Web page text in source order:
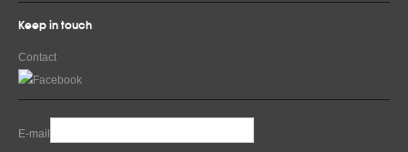
Keep in touch
Contact
E-mail